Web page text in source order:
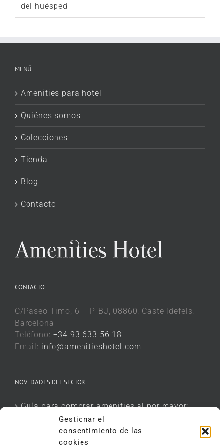
Gestionar el
consentimiento de las
cookies
del huésped
MENÚ
Amenities para hotel
Quiénes somos
Colecciones
Tienda
Blog
Contacto
CONTACTO
C/Paseo Timo, 6 – P-BJ, 08860, Castelldefels,
Barcelona.
Teléfono: +34 93 633 56 18
Email: info@amenitieshotel.com
NOVEDADES DEL SECTOR
Guía para comprar amenities al por mayor:
aspectos que deben valorar los responsables
de compras